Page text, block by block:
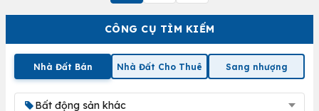
CÔNG CỤ TÌM KIẾM
Nhà Đất Bán Nhà Đất Cho Thuê Sang nhượng
Bất động sản khác